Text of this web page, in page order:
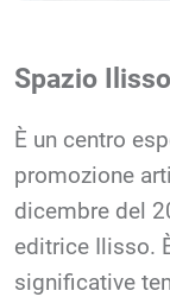
Spazio Ilisso
È un centro
promozione
dicembre del
editrice Ilisso.
significative